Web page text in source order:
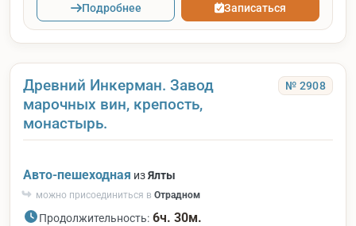
Подробнее Записаться
Древний Инкерман. Завод
марочных вин, крепость,
монастырь.
№ 2908
Авто-пешеходная изЯлты
можно присоединиться в Отрадном
Продолжительность: 6ч. 30м.